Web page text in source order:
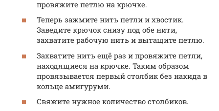
провяжите петлю на крючке.
Теперь зажмите нить петли и хвостик.
Заведите крючок снизу под обе нити,
захватите рабочую нить и вытащите петлю.
Захватите нить ещё раз и провяжите петли,
находящиеся на крючке. Таким образом
провязывается первый столбик без накида в
кольце амигуруми.
Свяжите нужное количество столбиков.